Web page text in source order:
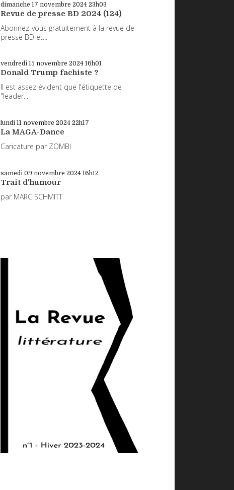
dimanche 17 novembre 2024 23h03
Revue de presse BD 2024 (124)
Abonnez-vous gratuitement à la revue de
presse BD et...
vendredi 15 novembre 2024 16h01
Donald Trump fachiste ?
Il est assez évident que l'étiquette de
"leader...
lundi 11 novembre 2024 22h17
La MAGA-Dance
Caricature par ZOMBI
samedi 09 novembre 2024 16h12
Trait d'humour
par MARC SCHMITT